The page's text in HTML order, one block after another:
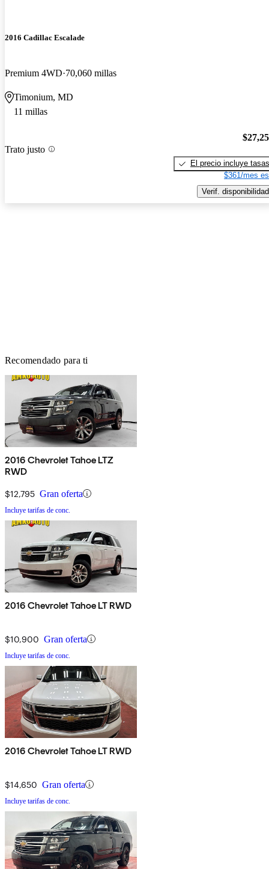
2016 Cadillac Escalade
Premium 4WD 70,060 millas
Timonium, MD
11 millas
Trato justo
El precio incluye tasas
$361/mes
Verif. disponibilidad
Recomendado para ti
2016 Chevrolet Tahoe LTZ
RWD
$12,795 Gran oferta
Incluye tarifas de conc.
2016 Chevrolet Tahoe LT RWD
$10,900 Gran oferta
Incluye tarifas de conc.
2016 Chevrolet Tahoe LT RWD
$14,650 Gran oferta
Incluye tarifas de conc.